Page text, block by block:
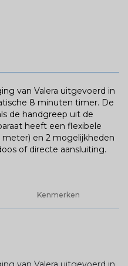
van Valera uitgevoerd in
8 minuten timer. De
de handgreep uit de
heeft een flexibele
en 2 mogelijkheden
of directe aansluiting.
Kenmerken